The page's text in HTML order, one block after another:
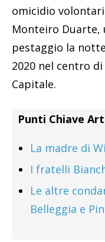
omicidio
Monteiro Duarte,
pestaggio la
2020 nel centro
Capitale.
Punti Chiave
La madre di
I fratelli
Le altre
Belleggia e